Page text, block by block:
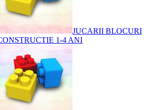
JUCARII BLOCURI
1-4 ANI